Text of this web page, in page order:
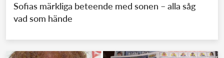
Sofias märkliga beteende med sonen – alla såg
vad som hände